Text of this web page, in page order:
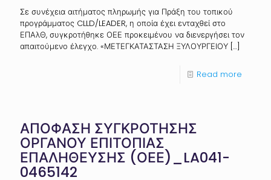
Σε συνέχεια αιτήματος πληρωμής για Πράξη του τοπικού
προγράμματος CLLD/LEADER, η οποία έχει ενταχθεί στο
ΕΠΑλΘ, συγκροτήθηκε ΟΕΕ προκειμένου να διενεργήσει τον
απαιτούμενο έλεγχο. «ΜΕΤΕΓΚΑΤΑΣΤΑΣΗ ΞΥΛΟΥΡΓΕΙΟΥ […]
Read more
ΑΠΟΦΑΣΗ ΣΥΓΚΡΟΤΗΣΗΣ
ΟΡΓΑΝΟΥ ΕΠΙΤΟΠΙΑΣ
ΕΠΑΛΗΘΕΥΣΗΣ (ΟΕΕ)_LA041-
0465142